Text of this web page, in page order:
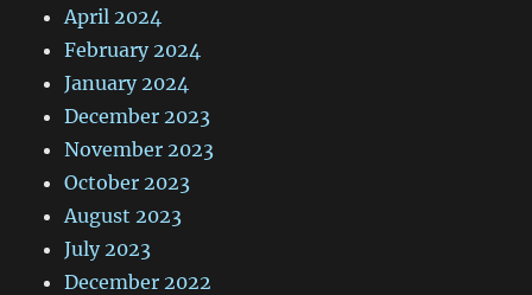
April 2024
February 2024
January 2024
December 2023
November 2023
October 2023
August 2023
July 2023
December 2022